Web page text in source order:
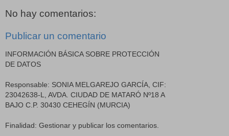
No hay comentarios:
Publicar un comentario
INFORMACIÓN BÁSICA SOBRE PROTECCIÓN
DE DATOS
Responsable: SONIA MELGAREJO GARCÍA, CIF:
23042638-L, AVDA. CIUDAD DE MATARÓ Nº18 A
BAJO C.P. 30430 CEHEGÍN (MURCIA)
Finalidad: Gestionar y publicar los comentarios.